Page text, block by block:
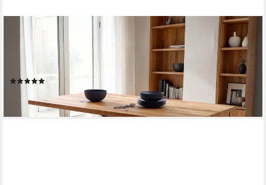
Esstisch Wildeiche geölt / 40 mm Tischplattenstärke / DEBA,
Massivholztisch / Spider X-Gestell schwarz Metall / Industrial
lieferbar - in 5-6 Werktagen bei dir